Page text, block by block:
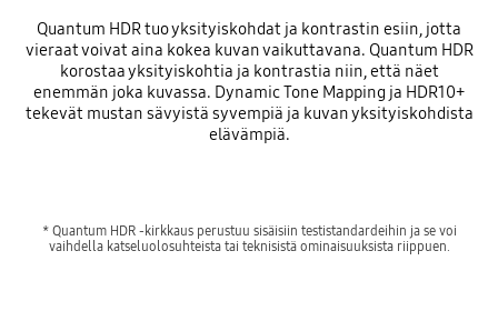
Quantum HDR tuo yksityiskohdat ja kontrastin esiin, jotta
vieraat voivat aina kokea kuvan vaikuttavana. Quantum HDR
korostaa yksityiskohtia ja kontrastia niin, että näet
enemmän joka kuvassa. Dynamic Tone Mapping ja HDR10+
tekevät mustan sävyistä syvempiä ja kuvan yksityiskohdista
elävämpiä.
* Quantum HDR -kirkkaus perustuu sisäisiin testistandardeihin ja se voi
vaihdella katseluolosuhteista tai teknisistä ominaisuuksista riippuen.